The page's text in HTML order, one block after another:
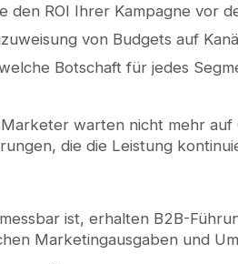
den ROI Ihrer Kampagne vor
von Budgets auf
Botschaft für jedes
warten nicht mehr
die die Leistung
ist, erhalten B2B-
Marketingausgaben und